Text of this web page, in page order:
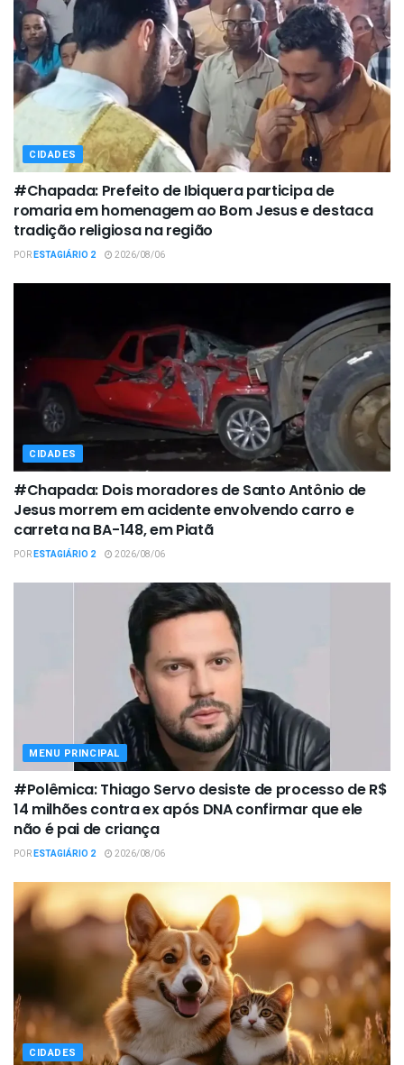
CIDADES
#Chapada: Prefeito de Ibiquera participa de
romaria em homenagem ao Bom Jesus e destaca
tradição religiosa na região
PORESTAGIÁRIO 2 2026/08/06
CIDADES
#Chapada: Dois moradores de Santo Antônio de
Jesus morrem em acidente envolvendo carro e
carreta na BA-148, em Piatã
PORESTAGIÁRIO 2 2026/08/06
MENU PRINCIPAL
#Polêmica: Thiago Servo desiste de processo de R$
14 milhões contra ex após DNA confirmar que ele
não é pai de criança
PORESTAGIÁRIO 2 2026/08/06
CIDADES